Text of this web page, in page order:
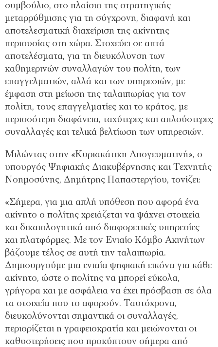
συμβούλιο, στο πλαίσιο της στρατηγικής
μεταρρύθμισης για τη σύγχρονη, διαφανή και
αποτελεσματική διαχείριση της ακίνητης
περιουσίας στη χώρα. Στοχεύει σε απτά
αποτελέσματα, για τη διευκόλυνση των
καθημερινών συναλλαγών του πολίτη, των
επαγγελματιών, αλλά και των υπηρεσιών, με
έμφαση στη μείωση της ταλαιπωρίας για τον
πολίτη, τους επαγγελματίες και το κράτος, με
περισσότερη διαφάνεια, ταχύτερες και απλούστερες
συναλλαγές και τελικά βελτίωση των υπηρεσιών.
Μιλώντας στην «Κυριακάτικη Απογευματινή», ο
υπουργός Ψηφιακής Διακυβέρνησης και Τεχνητής
Νοημοσύνης, Δημήτρης Παπαστεργίου, τονίζει:
«Σήμερα, για μια απλή υπόθεση που αφορά ένα
ακίνητο ο πολίτης χρειάζεται να ψάχνει στοιχεία
και δικαιολογητικά από διαφορετικές υπηρεσίες
και πλατφόρμες. Με τον Ενιαίο Κόμβο Ακινήτων
βάζουμε τέλος σε αυτή την ταλαιπωρία.
Δημιουργούμε μια ενιαία ψηφιακή εικόνα για κάθε
ακίνητο, ώστε ο πολίτης να μπορεί εύκολα,
γρήγορα και με ασφάλεια να έχει πρόσβαση σε όλα
τα στοιχεία που το αφορούν. Ταυτόχρονα,
διευκολύνονται σημαντικά οι συναλλαγές,
περιορίζεται η γραφειοκρατία και μειώνονται οι
καθυστερήσεις που προκύπτουν σήμερα από